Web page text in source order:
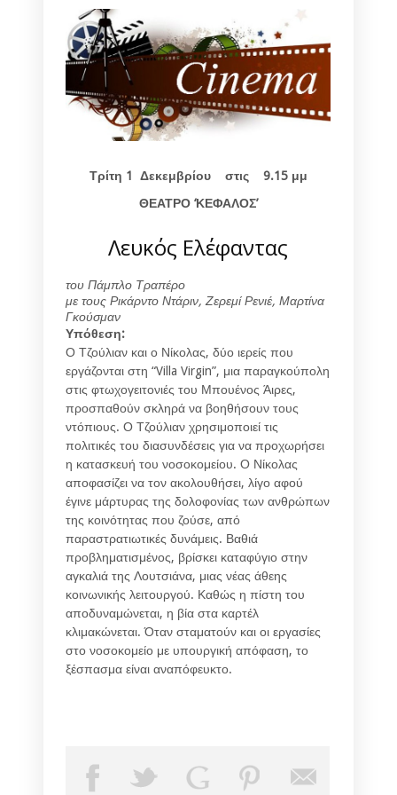
Τρίτη 1
Δεκεμβρίου στις 9.15 μμ
ΘΕΑΤΡΟ ‘ΚΕΦΑΛΟΣ’
Λευκός Ελέφαντας
του Πάμπλο Τραπέρο
με τους Ρικάρντο Ντάριν, Ζερεμί Ρενιέ, Μαρτίνα
Γκούσμαν
Υπόθεση:
Ο Τζούλιαν και ο Νίκολας, δύο ιερείς που
εργάζονται στη “Villa Virgin”, μια παραγκούπολη
στις φτωχογειτονιές του Μπουένος Άιρες,
προσπαθούν σκληρά να βοηθήσουν τους
ντόπιους. Ο Τζούλιαν χρησιμοποιεί τις
πολιτικές του διασυνδέσεις για να προχωρήσει
η κατασκευή του νοσοκομείου. Ο Νίκολας
αποφασίζει να τον ακολουθήσει, λίγο αφού
έγινε μάρτυρας της δολοφονίας των ανθρώπων
της κοινότητας που ζούσε, από
παραστρατιωτικές δυνάμεις. Βαθιά
προβληματισμένος, βρίσκει καταφύγιο στην
αγκαλιά της Λουτσιάνα, μιας νέας άθεης
κοινωνικής λειτουργού. Καθώς η πίστη του
αποδυναμώνεται, η βία στα καρτέλ
κλιμακώνεται. Όταν σταματούν και οι εργασίες
στο νοσοκομείο με υπουργική απόφαση, το
ξέσπασμα είναι αναπόφευκτο.